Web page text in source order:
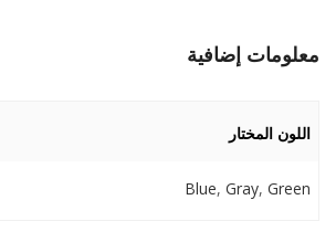
معلومات إضافية
اللون المختار
Blue, Gray, Green